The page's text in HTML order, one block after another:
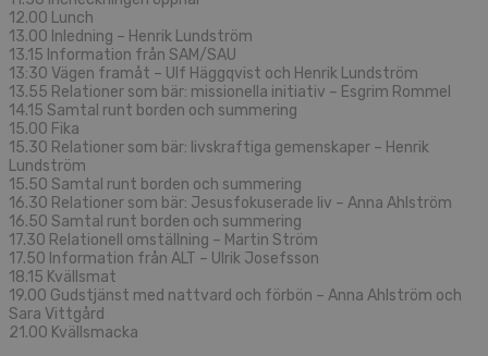
12.00 Lunch
13.00 Inledning – Henrik Lundström
13.15 Information från SAM/SAU
13:30 Vägen framåt – Ulf Häggqvist och Henrik Lundström
13.55 Relationer som bär: missionella initiativ – Esgrim Rommel
14.15 Samtal runt borden och summering
15.00 Fika
15.30 Relationer som bär: livskraftiga gemenskaper – Henrik
Lundström
15.50 Samtal runt borden och summering
16.30 Relationer som bär: Jesusfokuserade liv – Anna Ahlström
16.50 Samtal runt borden och summering
17.30 Relationell omställning – Martin Ström
17.50 Information från ALT – Ulrik Josefsson
18.15 Kvällsmat
19.00 Gudstjänst med nattvard och förbön – Anna Ahlström och
Sara Vittgård
21.00 Kvällsmacka